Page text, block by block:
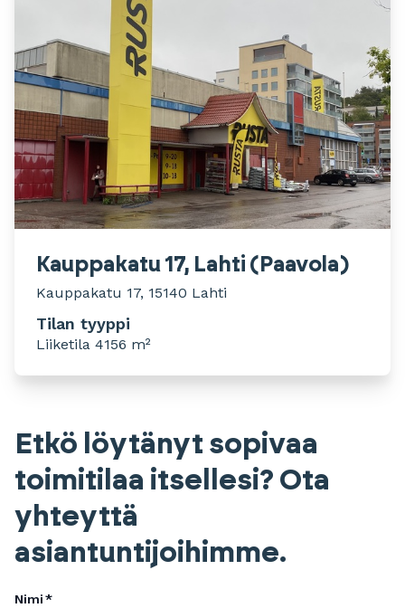
Kauppakatu 17, Lahti (Paavola)
Kauppakatu 17, 15140 Lahti
Tilan tyyppi
Liiketila 4156 m²
Etkö löytänyt sopivaa
toimitilaa itsellesi? Ota
yhteyttä
asiantuntijoihimme.
Nimi